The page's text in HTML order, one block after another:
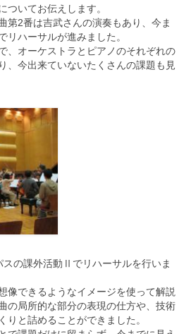
ついてお伝えします。
第2番は吉武さんの演奏もあり、 今ま
リハーサルが進みました。
、 オーケストラとピアノのそれぞれの
、 今出来ていないたくさんの課題も見
スの課外活動Ⅱ でリハーサルを行いま
像できるようなイメージを使って解説
の局所的な部分の表現の仕方や、 技術
りと詰めることができました。